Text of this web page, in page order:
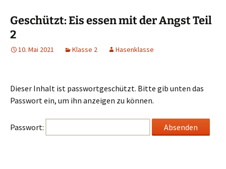
Geschützt: Eis essen mit der Angst Teil
2
10. Mai 2021 Klasse 2 Hasenklasse
Dieser Inhalt ist passwortgeschützt. Bitte gib unten das
Passwort ein, um ihn anzeigen zu können.
Passwort: